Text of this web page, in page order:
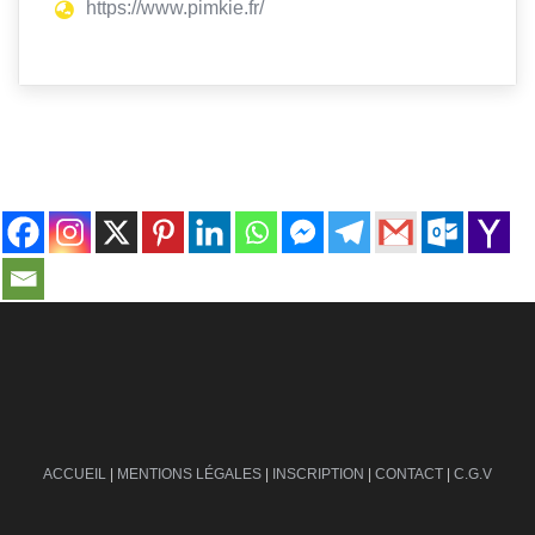
https://www.pimkie.fr/
ACCUEIL | MENTIONS LÉGALES | INSCRIPTION | CONTACT | C.G.V